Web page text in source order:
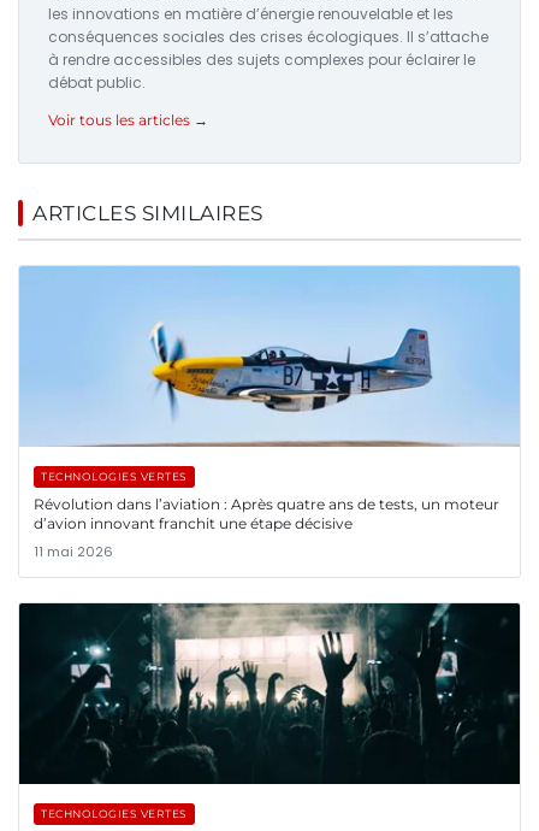
les innovations en matière d’énergie renouvelable et les
conséquences sociales des crises écologiques. Il s’attache
à rendre accessibles des sujets complexes pour éclairer le
débat public.
Voir tous les articles →
ARTICLES SIMILAIRES
TECHNOLOGIES VERTES
Révolution dans l’aviation : Après quatre ans de tests, un moteur
d’avion innovant franchit une étape décisive
11 mai 2026
TECHNOLOGIES VERTES